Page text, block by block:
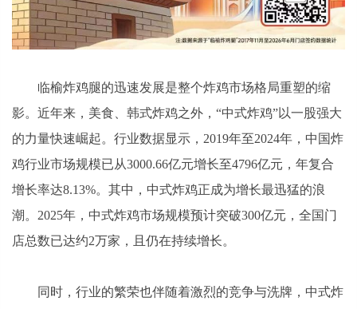
临榆炸鸡腿的迅速发展是整个炸鸡市场格局重塑的缩
影。近年来，美食、韩式炸鸡之外，“中式炸鸡”以一股强大
的力量快速崛起。行业数据显示，2019年至2024年，中国炸
鸡行业市场规模已从3000.66亿元增长至4796亿元，年复合
增长率达8.13%。其中，中式炸鸡正成为增长最迅猛的浪
潮。2025年，中式炸鸡市场规模预计突破300亿元，全国门
店总数已达约2万家，且仍在持续增长。
同时，行业的繁荣也伴随着激烈的竞争与洗牌，中式炸